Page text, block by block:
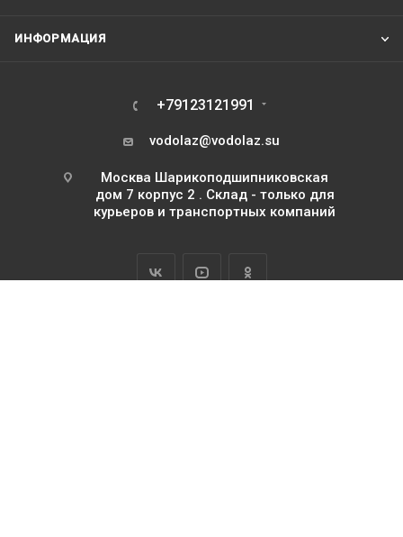
ИНФОРМАЦИЯ
+79123121991
vodolaz@vodolaz.su
Москва Шарикоподшипниковская
дом 7 корпус 2 . Склад - только для
курьеров и транспортных компаний